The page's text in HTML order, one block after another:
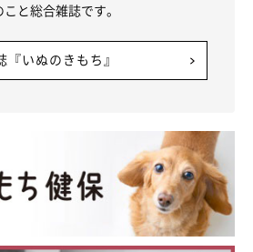
と総合雑誌です。
『いぬのきもち』